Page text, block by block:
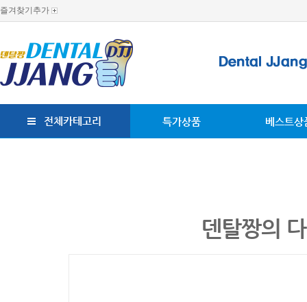
즐겨찾기추가
전체카테고리 특가상품 베스트상
덴탈짱의